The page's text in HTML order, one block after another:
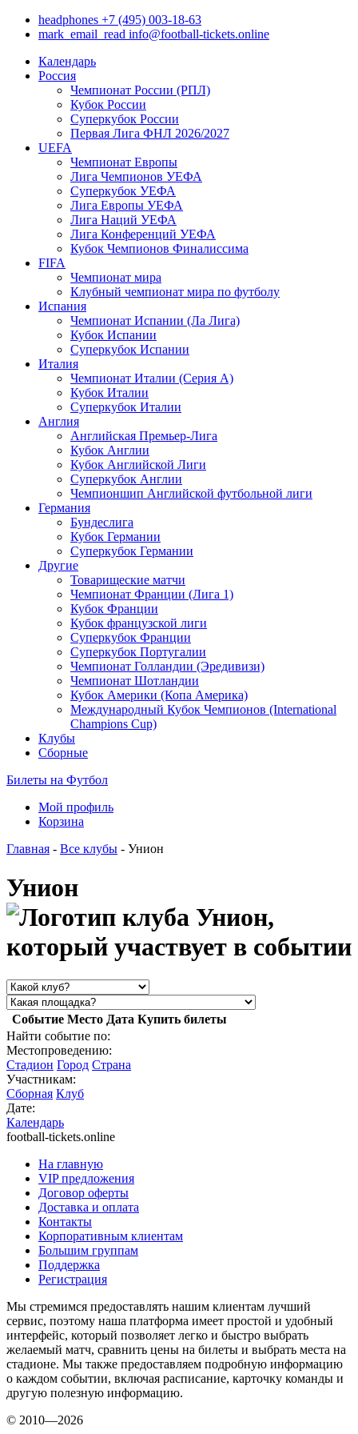
headphones +7 (495) 003-18-63
mark_email_read info@football-tickets.online
Календарь
Россия
Чемпионат России (РПЛ)
Кубок России
Суперкубок России
Первая Лига ФНЛ 2026/2027
UEFA
Чемпионат Европы
Лига Чемпионов УЕФА
Суперкубок УЕФА
Лига Европы УЕФА
Лига Наций УЕФА
Лига Конференций УЕФА
Кубок Чемпионов Финалиссима
FIFA
Чемпионат мира
Клубный чемпионат мира по футболу
Испания
Чемпионат Испании (Ла Лига)
Кубок Испании
Суперкубок Испании
Италия
Чемпионат Италии (Серия А)
Кубок Италии
Суперкубок Италии
Англия
Английская Премьер-Лига
Кубок Англии
Кубок Английской Лиги
Суперкубок Англии
Чемпионшип Английской футбольной лиги
Германия
Бундеслига
Кубок Германии
Суперкубок Германии
Другие
Товарищеские матчи
Чемпионат Франции (Лига 1)
Кубок Франции
Кубок французской лиги
Суперкубок Франции
Суперкубок Португалии
Чемпионат Голландии (Эредивизи)
Чемпионат Шотландии
Кубок Америки (Копа Америка)
Международный Кубок Чемпионов (International
Champions Cup)
Клубы
Сборные
Билеты на Футбол
Мой профиль
Корзина
Главная - Все клубы - Унион
Унион
Событие Место Дата Купить билеты
Найти событие по:
Местопроведению:
Стадион Город Страна
Участникам:
Сборная Клуб
Дате:
Календарь
football-tickets.online
На главную
VIP предложения
Договор оферты
Доставка и оплата
Контакты
Корпоративным клиентам
Большим группам
Поддержка
Регистрация
Мы стремимся предоставлять нашим клиентам лучший
сервис, поэтому наша платформа имеет простой и удобный
интерфейс, который позволяет легко и быстро выбрать
желаемый матч, сравнить цены на билеты и выбрать места на
стадионе. Мы также предоставляем подробную информацию
о каждом событии, включая расписание, карточку команды и
другую полезную информацию.
© 2010—2026